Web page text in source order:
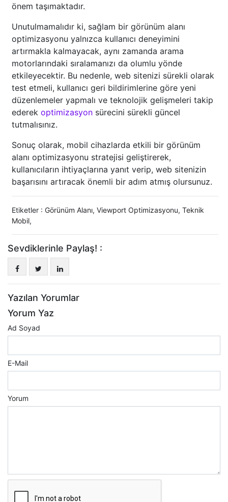
önem taşımaktadır.
Unutulmamalıdır ki, sağlam bir görünüm alanı
optimizasyonu yalnızca kullanıcı deneyimini
artırmakla kalmayacak, aynı zamanda arama
motorlarındaki sıralamanızı da olumlu yönde
etkileyecektir. Bu nedenle, web sitenizi sürekli olarak
test etmeli, kullanıcı geri bildirimlerine göre yeni
düzenlemeler yapmalı ve teknolojik gelişmeleri takip
ederek optimizasyon sürecini sürekli güncel
tutmalısınız.
Sonuç olarak, mobil cihazlarda etkili bir görünüm
alanı optimizasyonu stratejisi geliştirerek,
kullanıcıların ihtiyaçlarına yanıt verip, web sitenizin
başarısını artıracak önemli bir adım atmış olursunuz.
Etiketler : Görünüm Alanı, Viewport Optimizasyonu, Teknik
Mobil,
Sevdiklerinle Paylaş! :
Yazılan Yorumlar
Yorum Yaz
Ad Soyad
E-Mail
Yorum